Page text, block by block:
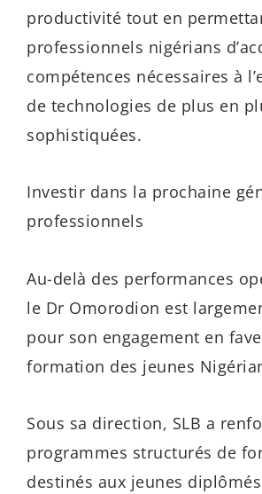
productivité tout en
professionnels nigérians
compétences nécessaires à
de technologies de plus en
sophistiquées.
Investir dans la prochaine
professionnels
Au-delà des performances
le Dr Omorodion est
pour son engagement en
formation des jeunes
Sous sa direction, SLB a
programmes structurés de
destinés aux jeunes